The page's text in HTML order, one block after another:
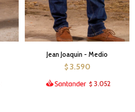
Jean Joaquin - Medio
$ 3.590
$ 3.052